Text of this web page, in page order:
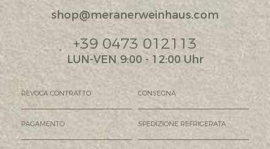
shop@meranerweinhaus.com
+39 0473 012113
LUN-VEN 9:00 - 12:00 Uhr
REVOCA CONTRATTO CONSEGNA
PAGAMENTO SPEDIZIONE REFRIGERATA